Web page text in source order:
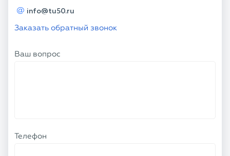
info@tu50.ru
Заказать обратный звонок
Ваш вопрос